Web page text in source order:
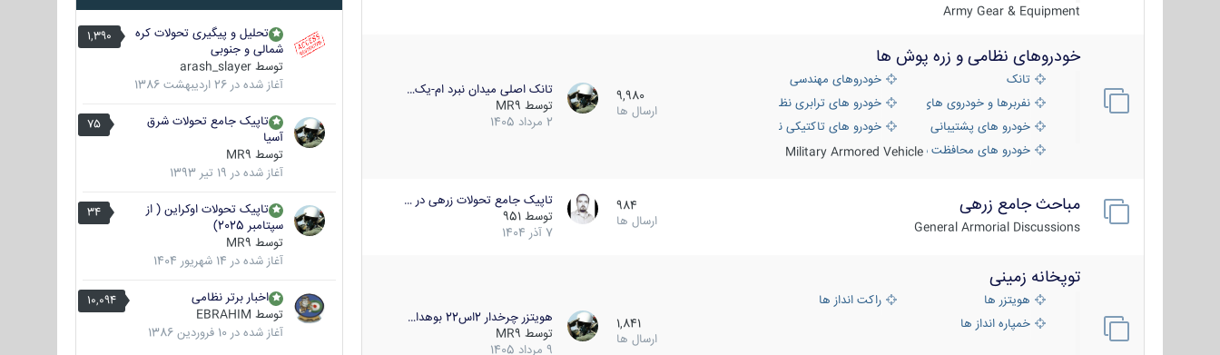
Army Gear & Equipment
خودروهای نظامی و زره پوش ها
تانک
خودروهای مهندسی
نفربرها و خودروی های رزمی پیاده نظامخودرو های ترابری نظامی
خودرو های پشتیبانی آتش ، شناسایی و ضد تانک
خودرو های تاکتیکی نظامی
خودرو های محافظت شدهMilitary Armored Vehicle
9,980
ارسال ها
تانک اصلی میدان نبرد ام-یک…
توسط MR9
2 مرداد 1405
مباحث جامع زرهی
General Armorial Discussions
984
ارسال ها
تاپیک جامع تحولات زرهی در …
توسط 951
7 آذر 1404
توپخانه زمینی
هویتزر ها
راکت انداز ها
خمپاره انداز ها
1,841
ارسال ها
هویتزر چرخدار 2اس22 بوهدا…
توسط MR9
9 مرداد 1405
1,390
تحلیل و پیگیری تحولات کره
شمالی و جنوبی
توسط arash_slayer
آغاز شده در 26 اردیبهشت 1386
75
تاپیک جامع تحولات شرق
آسیا
توسط MR9
آغاز شده در 19 تیر 1393
34
تاپیک تحولات اوکراین ( از
سپتامبر 2025)
توسط MR9
آغاز شده در 14 شهریور 1404
10,094
اخبار برتر نظامی
توسط EBRAHIM
آغاز شده در 10 فروردین 1386